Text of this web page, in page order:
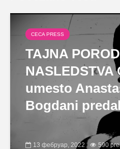
CECA PRESS
TAJNA
NASLEDSTVA
umesto
Bogdani
13 фебруар, 2022 590